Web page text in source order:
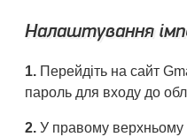
Налаштування
1. Перейдіть на сайт
пароль для входу до
2. У правому верхньому